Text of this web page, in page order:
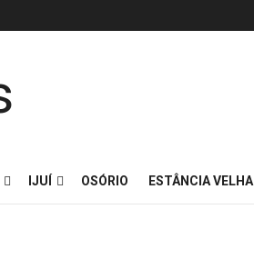
IJUÍ OSÓRIO ESTÂNCIA VELHA